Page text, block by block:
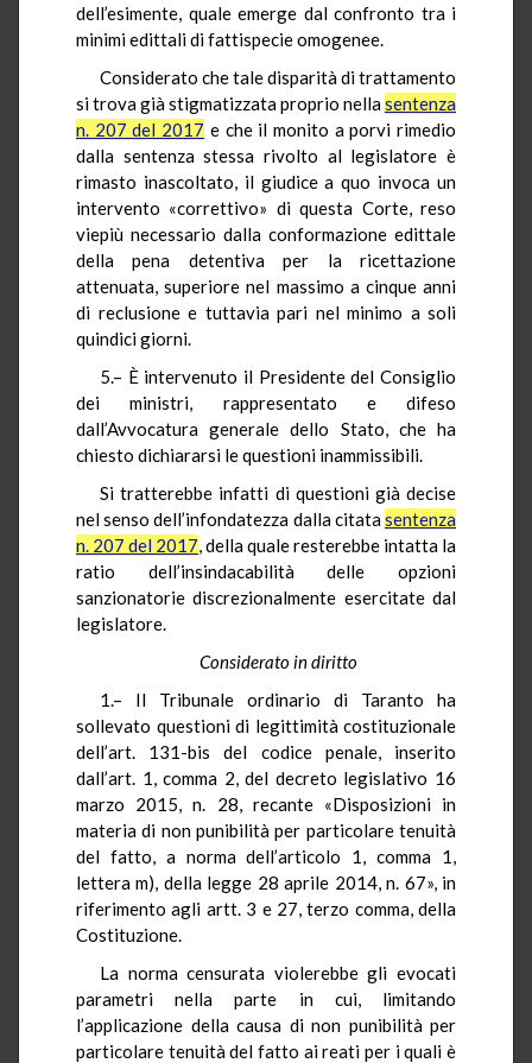
dell’esimente, quale emerge dal confronto tra i
minimi edittali di fattispecie omogenee.
Considerato che tale disparità di trattamento
si trova già stigmatizzata proprio nellasentenza
n. 207 del 2017 e che il monito a porvi rimedio
dalla sentenza stessa rivolto al legislatore è
rimasto inascoltato, il giudice a quo invoca un
intervento «correttivo» di questa Corte, reso
viepiù necessario dalla conformazione edittale
della pena detentiva per la ricettazione
attenuata, superiore nel massimo a cinque anni
di reclusione e tuttavia pari nel minimo a soli
quindici giorni.
5.– È intervenuto il Presidente del Consiglio
dei ministri, rappresentato e difeso
dall’Avvocatura generale dello Stato, che ha
chiesto dichiararsi le questioni inammissibili.
Si tratterebbe infatti di questioni già decise
nel senso dell’infondatezza dalla citatasentenza
n. 207 del 2017, della quale resterebbe intatta la
ratio dell’insindacabilità delle opzioni
sanzionatorie discrezionalmente esercitate dal
legislatore.
Considerato in diritto
1.– Il Tribunale ordinario di Taranto ha
sollevato questioni di legittimità costituzionale
dell’art. 131-bis del codice penale, inserito
dall’art. 1, comma 2, del decreto legislativo 16
marzo 2015, n. 28, recante «Disposizioni in
materia di non punibilità per particolare tenuità
del fatto, a norma dell’articolo 1, comma 1,
lettera m), della legge 28 aprile 2014, n. 67», in
riferimento agli artt. 3 e 27, terzo comma, della
Costituzione.
La norma censurata violerebbe gli evocati
parametri nella parte in cui, limitando
l’applicazione della causa di non punibilità per
particolare tenuità del fatto ai reati per i quali è